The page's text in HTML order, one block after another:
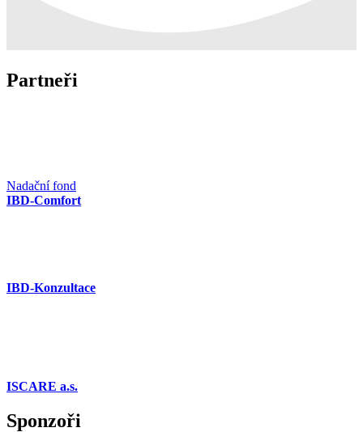
Partneři
Nadační fond
IBD-Comfort
IBD-Konzultace
ISCARE a.s.
Sponzoři